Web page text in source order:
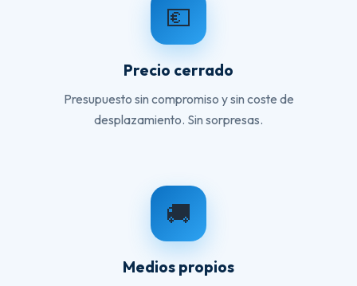
💶
Precio cerrado
Presupuesto sin compromiso y sin coste de
desplazamiento. Sin sorpresas.
🚚
Medios propios